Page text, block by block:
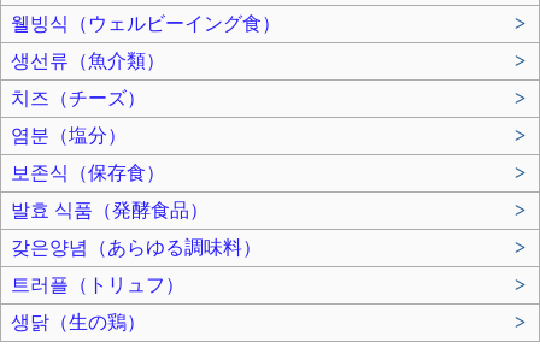
웰빙식（ウェルビーイング食）
>
생선류（魚介類）
>
치즈（チーズ）
>
염분（塩分）
>
보존식（保存食）
>
발효 식품（発酵食品）
>
갖은양념（あらゆる調味料）
>
트러플（トリュフ）
>
생닭（生の鶏）
>